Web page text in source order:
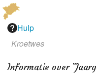
Menu
Hulp
Kroetwes
Informatie over